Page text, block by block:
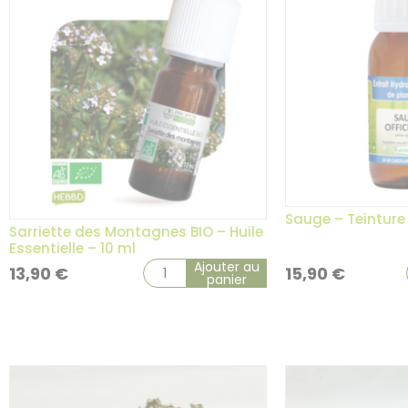
Sarriette des Montagnes BIO – Huile
Essentielle – 10 ml
13,90 € Ajouter au
panier
Sauge –
15,90 €